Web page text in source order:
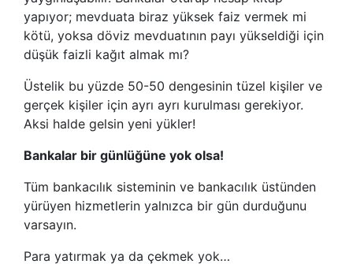
yapıyor; mevduata biraz yüksek faiz vermek mi
kötü, yoksa döviz mevduatının payı yükseldiği için
düşük faizli kağıt almak mı?
Üstelik bu yüzde 50-50 dengesinin tüzel kişiler ve
gerçek kişiler için ayrı ayrı kurulması gerekiyor.
Aksi halde gelsin yeni yükler!
Bankalar bir günlüğüne yok olsa!
Tüm bankacılık sisteminin ve bankacılık üstünden
yürüyen hizmetlerin yalnızca bir gün durduğunu
varsayın.
Para yatırmak ya da çekmek yok…